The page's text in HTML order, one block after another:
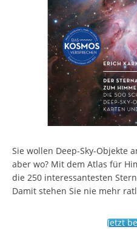
Sie wollen Deep-Sky-Objekte
aber wo? Mit dem Atlas für
die 250 interessantesten
Damit stehen Sie nie mehr
Jetzt